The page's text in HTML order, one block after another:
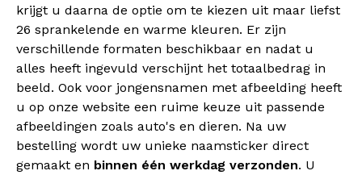
krijgt u daarna de optie om te kiezen uit maar liefst
26 sprankelende en warme kleuren. Er zijn
verschillende formaten beschikbaar en nadat u
alles heeft ingevuld verschijnt het totaalbedrag in
beeld. Ook voor jongensnamen met afbeelding heeft
u op onze website een ruime keuze uit passende
afbeeldingen zoals auto's en dieren. Na uw
bestelling wordt uw unieke naamsticker direct
gemaakt en binnen één werkdag verzonden. U